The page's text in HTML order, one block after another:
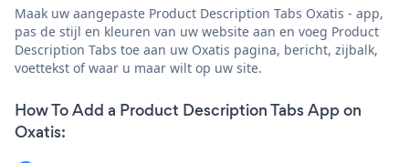
Maak uw aangepaste Product Description Tabs Oxatis - app,
pas de stijl en kleuren van uw website aan en voeg Product
Description Tabs toe aan uw Oxatis pagina, bericht, zijbalk,
voettekst of waar u maar wilt op uw site.
How To Add a Product Description Tabs App on
Oxatis: